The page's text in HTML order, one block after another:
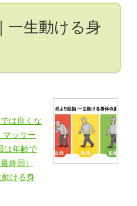
一生動ける身
は良くな
マッサー
は年齢で
終回）
ける身